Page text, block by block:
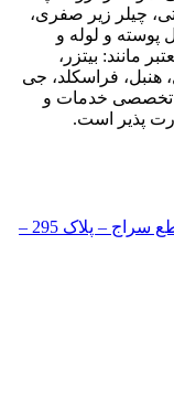
چیلر زیر صفری،
پوسته و لوله و
مانند: بیتزر،
هنبل، فراسکلد، جی
تخصصی خدمات و
پذیر است.
تهران – میدان رسالت – خیابان فرجام – تقاطع سراج – پلاک 295 –